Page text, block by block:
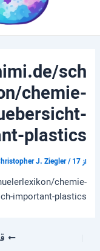
sch
chemie-
plastics
از J. Ziegler/17 مرداد 1405
chemie-
important-plastics